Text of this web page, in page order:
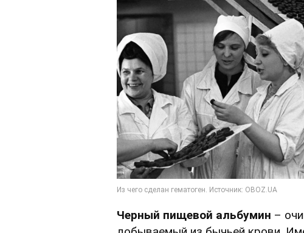
Черный пищевой альбумин –